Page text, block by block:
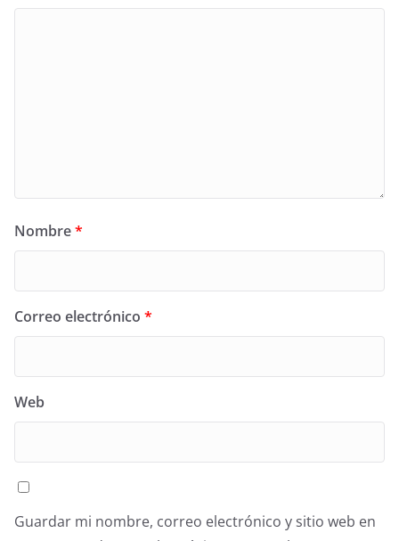
Nombre*
Correo electrónico *
Web
Guardar mi nombre, correo electrónico y sitio web en